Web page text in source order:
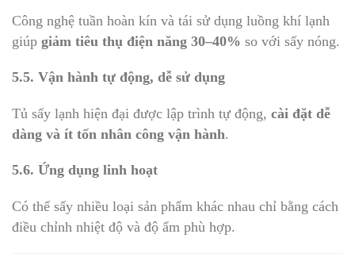
Công nghệ tuần hoàn kín và tái sử dụng luồng khí lạnh
giúp giảm tiêu thụ điện năng 30–40% so với sấy nóng.
5.5. Vận hành tự động, dễ sử dụng
Tủ sấy lạnh hiện đại được lập trình tự động, cài đặt dễ
dàng và ít tốn nhân công vận hành.
5.6. Ứng dụng linh hoạt
Có thể sấy nhiều loại sản phẩm khác nhau chỉ bằng cách
điều chỉnh nhiệt độ và độ ẩm phù hợp.